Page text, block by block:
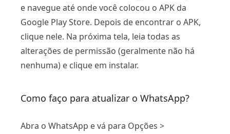
e navegue até onde você colocou o APK da
Google Play Store. Depois de encontrar o APK,
clique nele. Na próxima tela, leia todas as
alterações de permissão (geralmente não há
nenhuma) e clique em instalar.
Como faço para atualizar o WhatsApp?
Abra o WhatsApp e vá para Opções >